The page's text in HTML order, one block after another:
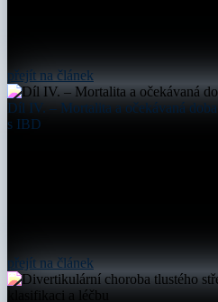
přejít na článek
Díl IV. – Mortalita a očekávaná
s IBD
přejít na článek